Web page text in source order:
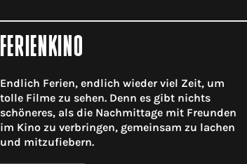
FERIENKINO
Endlich Ferien, endlich wieder viel Zeit, um
tolle Filme zu sehen. Denn es gibt nichts
schöneres, als die Nachmittage mit Freunden
im Kino zu verbringen, gemeinsam zu lachen
und mitzufiebern.